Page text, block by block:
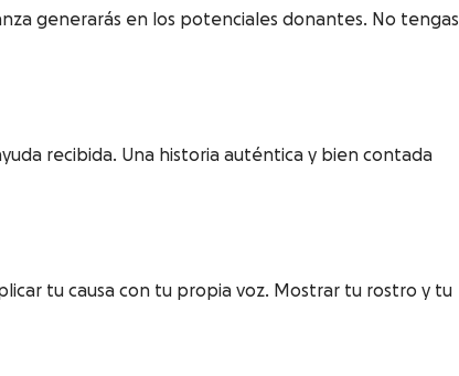
generarás en los potenciales donantes. No tengas
recibida. Una historia auténtica y bien contada
tu causa con tu propia voz. Mostrar tu rostro y tu